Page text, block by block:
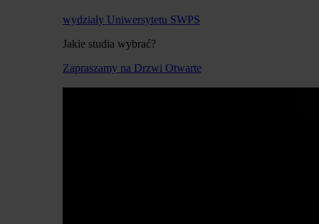
wydziały Uniwersytetu SWPS
Jakie studia wybrać?
Zapraszamy na Drzwi Otwarte